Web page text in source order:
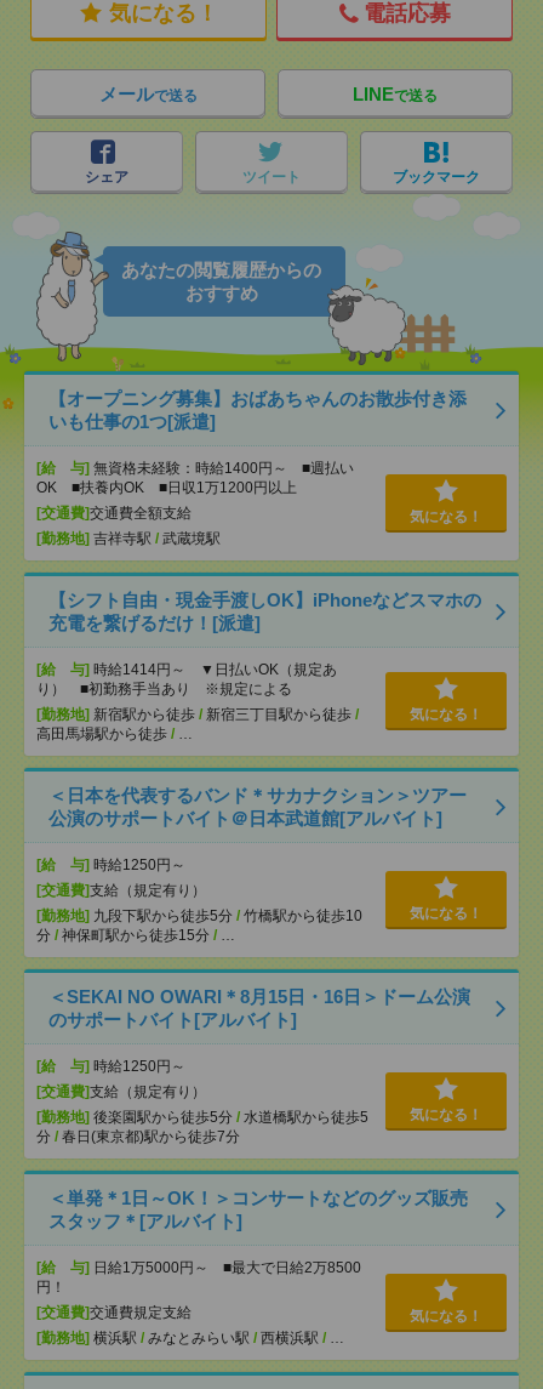
気になる！ 電話応募
メールで送る LINEで送る
シェア ツイート ブックマーク
あなたの閲覧履歴からの
おすすめ
【オープニング募集】おばあちゃんのお散歩付き添
いも仕事の1つ[派遣]
[給 与] 無資格未経験：時給1400円～ ■週払い
OK ■扶養内OK ■日収1万1200円以上
[交通費]交通費全額支給
[勤務地] 吉祥寺駅 / 武蔵境駅
気になる！
【シフト自由・現金手渡しOK】iPhoneなどスマホの
充電を繋げるだけ！[派遣]
[給 与] 時給1414円～ ▼日払いOK（規定あ
り） ■初勤務手当あり ※規定による
[勤務地] 新宿駅から徒歩 / 新宿三丁目駅から徒歩 /
高田馬場駅から徒歩 / …
気になる！
＜日本を代表するバンド＊サカナクション＞ツアー
公演のサポートバイト＠日本武道館[アルバイト]
[給 与] 時給1250円～
[交通費]支給（規定有り）
[勤務地] 九段下駅から徒歩5分 / 竹橋駅から徒歩10
分 / 神保町駅から徒歩15分 / …
気になる！
＜SEKAI NO OWARI＊8月15日・16日＞ドーム公演
のサポートバイト[アルバイト]
[給 与] 時給1250円～
[交通費]支給（規定有り）
[勤務地] 後楽園駅から徒歩5分 / 水道橋駅から徒歩5
分 / 春日(東京都)駅から徒歩7分
気になる！
＜単発＊1日～OK！＞コンサートなどのグッズ販売
スタッフ＊[アルバイト]
[給 与] 日給1万5000円～ ■最大で日給2万8500
円！
[交通費]交通費規定支給
[勤務地] 横浜駅 / みなとみらい駅 / 西横浜駅 / …
気になる！